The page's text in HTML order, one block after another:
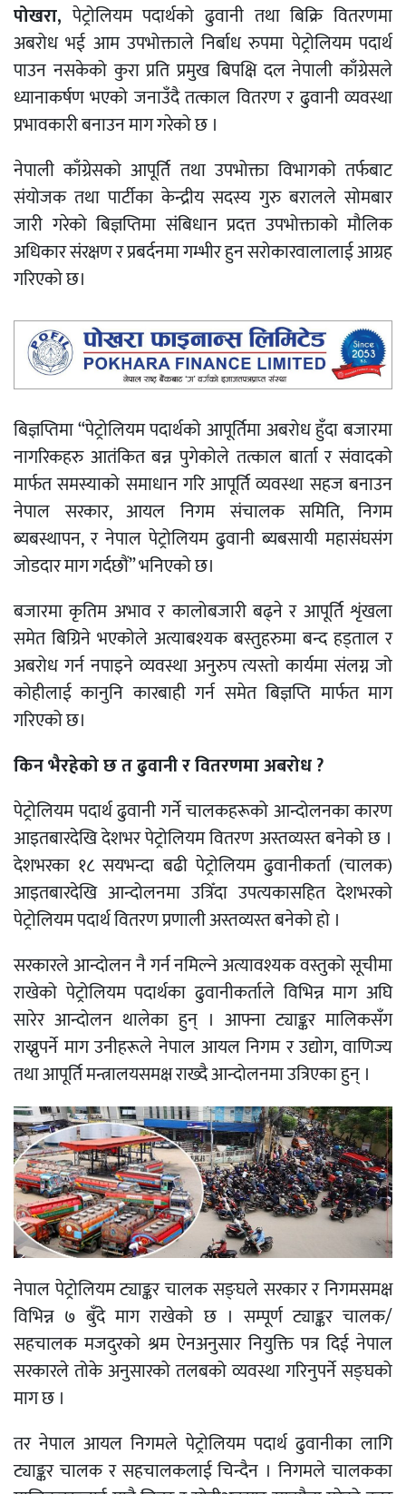
पोखरा, पेट्रोलियम पदार्थको ढुवानी तथा बिक्रि वितरणमा
अबरोध भई आम उपभोक्ताले निर्बाध रुपमा पेट्रोलियम पदार्थ
पाउन नसकेको कुरा प्रति प्रमुख बिपक्षि दल नेपाली काँग्रेसले
ध्यानाकर्षण भएको जनाउँदै तत्काल वितरण र ढुवानी व्यवस्था
प्रभावकारी बनाउन माग गरेको छ ।
नेपाली काँग्रेसको आपूर्ति तथा उपभोक्ता विभागको तर्फबाट
संयोजक तथा पार्टीका केन्द्रीय सदस्य गुरु बरालले सोमबार
जारी गरेको बिज्ञप्तिमा संबिधान प्रदत्त उपभोक्ताको मौलिक
अधिकार संरक्षण र प्रबर्दनमा गम्भीर हुन सरोकारवालालाई आग्रह
गरिएको छ।
बिज्ञप्तिमा “पेट्रोलियम पदार्थको आपूर्तिमा अबरोध हुँदा बजारमा
नागरिकहरु आतंकित बन्न पुगेकोले तत्काल बार्ता र संवादको
मार्फत समस्याको समाधान गरि आपूर्ति व्यवस्था सहज बनाउन
नेपाल सरकार, आयल निगम संचालक समिति, निगम
ब्यबस्थापन, र नेपाल पेट्रोलियम ढुवानी ब्यबसायी महासंघसंग
जोडदार माग गर्दछौं” भनिएको छ।
बजारमा कृतिम अभाव र कालोबजारी बढ्ने र आपूर्ति शृंखला
समेत बिग्रिने भएकोले अत्याबश्यक बस्तुहरुमा बन्द हड्ताल र
अबरोध गर्न नपाइने व्यवस्था अनुरुप त्यस्तो कार्यमा संलग्न जो
कोहीलाई कानुनि कारबाही गर्न समेत बिज्ञप्ति मार्फत माग
गरिएको छ।
किन भैरहेको छ त ढुवानी र वितरणमा अबरोध ?
पेट्रोलियम पदार्थ ढुवानी गर्ने चालकहरूको आन्दोलनका कारण
आइतबारदेखि देशभर पेट्रोलियम वितरण अस्तव्यस्त बनेको छ ।
देशभरका १८ सयभन्दा बढी पेट्रोलियम ढुवानीकर्ता (चालक)
आइतबारदेखि आन्दोलनमा उत्रिँदा उपत्यकासहित देशभरको
पेट्रोलियम पदार्थ वितरण प्रणाली अस्तव्यस्त बनेको हो ।
सरकारले आन्दोलन नै गर्न नमिल्ने अत्यावश्यक वस्तुको सूचीमा
राखेको पेट्रोलियम पदार्थका ढुवानीकर्ताले विभिन्न माग अघि
सारेर आन्दोलन थालेका हुन् । आफ्ना ट्याङ्कर मालिकसँग
राख्नुपर्ने माग उनीहरूले नेपाल आयल निगम र उद्योग, वाणिज्य
तथा आपूर्ति मन्त्रालयसमक्ष राख्दै आन्दोलनमा उत्रिएका हुन् ।
नेपाल पेट्रोलियम ट्याङ्कर चालक सङ्घले सरकार र निगमसमक्ष
विभिन्न ७ बुँदे माग राखेको छ । सम्पूर्ण ट्याङ्कर चालक/
सहचालक मजदुरको श्रम ऐनअनुसार नियुक्ति पत्र दिई नेपाल
सरकारले तोके अनुसारको तलबको व्यवस्था गरिनुपर्ने सङ्घको
माग छ ।
तर नेपाल आयल निगमले पेट्रोलियम पदार्थ ढुवानीका लागि
ट्याङ्कर चालक र सहचालकलाई चिन्दैन । निगमले चालकका